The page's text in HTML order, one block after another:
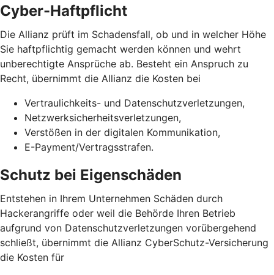
Cyber-Haftpflicht
Die Allianz prüft im Schadensfall, ob und in welcher Höhe
Sie haftpflichtig gemacht werden können und wehrt
unberechtigte Ansprüche ab. Besteht ein Anspruch zu
Recht, übernimmt die Allianz die Kosten bei
Vertraulichkeits- und Datenschutzverletzungen,
Netzwerksicherheits­verletzungen,
Verstößen in der digitalen Kommunikation,
E-Payment/Vertragsstrafen.
Schutz bei Eigenschäden
Entstehen in Ihrem Unternehmen Schäden durch
Hackerangriffe oder weil die Behörde Ihren Betrieb
aufgrund von Datenschutz­verletzungen vorübergehend
schließt, übernimmt die Allianz CyberSchutz-Versicherung
die Kosten für